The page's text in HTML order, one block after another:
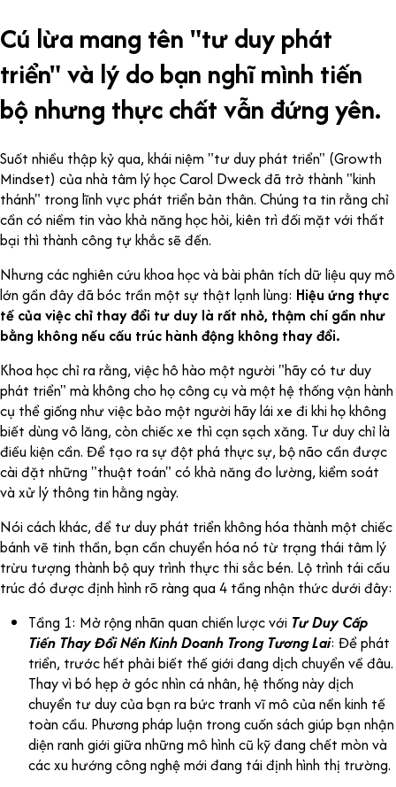
Cú lừa mang tên "tư duy phát
triển" và lý do bạn nghĩ mình tiến
bộ nhưng thực chất vẫn đứng yên.
Suốt nhiều thập kỷ qua, khái niệm "tư duy phát triển" (Growth
Mindset) của nhà tâm lý học Carol Dweck đã trở thành "kinh
thánh" trong lĩnh vực phát triển bản thân. Chúng ta tin rằng chỉ
cần có niềm tin vào khả năng học hỏi, kiên trì đối mặt với thất
bại thì thành công tự khắc sẽ đến.
Nhưng các nghiên cứu khoa học và bài phân tích dữ liệu quy mô
lớn gần đây đã bóc trần một sự thật lạnh lùng: Hiệu ứng thực
tế của việc chỉ thay đổi tư duy là rất nhỏ, thậm chí gần như
bằng không nếu cấu trúc hành động không thay đổi.
Khoa học chỉ ra rằng, việc hô hào một người "hãy có tư duy
phát triển" mà không cho họ công cụ và một hệ thống vận hành
cụ thể giống như việc bảo một người hãy lái xe đi khi họ không
biết dùng vô lăng, còn chiếc xe thì cạn sạch xăng. Tư duy chỉ là
điều kiện cần. Để tạo ra sự đột phá thực sự, bộ não cần được
cài đặt những "thuật toán" có khả năng đo lường, kiểm soát
và xử lý thông tin hằng ngày.
Nói cách khác, để tư duy phát triển không hóa thành một chiếc
bánh vẽ tinh thần, bạn cần chuyển hóa nó từ trạng thái tâm lý
trừu tượng thành bộ quy trình thực thi sắc bén. Lộ trình tái cấu
trúc đó được định hình rõ ràng qua 4 tầng nhận thức dưới đây:
Tầng 1: Mở rộng nhãn quan chiến lược với Tư Duy Cấp
Tiến Thay Đổi Nền Kinh Doanh Trong Tương Lai: Để phát
triển, trước hết phải biết thế giới đang dịch chuyển về đâu.
Thay vì bó hẹp ở góc nhìn cá nhân, hệ thống này dịch
chuyển tư duy của bạn ra bức tranh vĩ mô của nền kinh tế
toàn cầu. Phương pháp luận trong cuốn sách giúp bạn nhận
diện ranh giới giữa những mô hình cũ kỹ đang chết mòn và
các xu hướng công nghệ mới đang tái định hình thị trường.